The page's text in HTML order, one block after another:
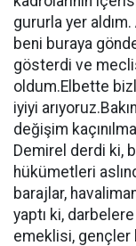
gururla yer
beni buraya
gösterdi ve
oldum.Elbette
iyiyi
değişim
Demirel derdi ki,
hükümetleri
barajlar,
yaptı ki,
emeklisi, gençler